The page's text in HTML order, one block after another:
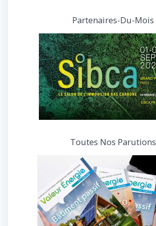
interviews
Partenaires-Du-Mois
Toutes Nos Parutions